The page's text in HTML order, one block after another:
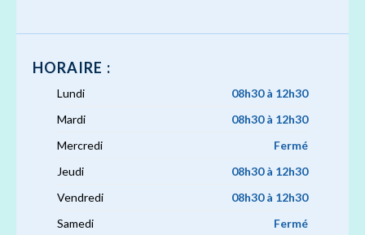
HORAIRE :
Lundi
08h30 à 12h30
Mardi
08h30 à 12h30
Mercredi
Fermé
Jeudi
08h30 à 12h30
Vendredi
08h30 à 12h30
Samedi
Fermé